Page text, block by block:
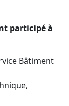
participé à
Bâtiment